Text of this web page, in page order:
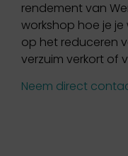
rendement van
workshop hoe je
op het reduceren
verzuim verkort of
Neem direct